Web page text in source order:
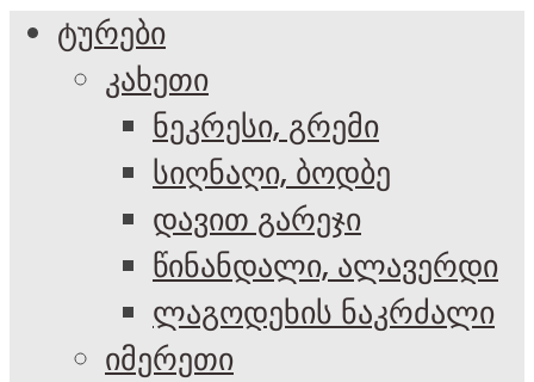
ტურები
კახეთი
ნეკრესი, გრემი
სიღნაღი, ბოდბე
დავით გარეჯი
წინანდალი, ალავერდი
ლაგოდეხის ნაკრძალი
იმერეთი